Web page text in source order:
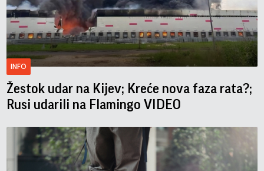
INFO
Žestok udar na Kijev; Kreće nova faza rata?;
Rusi udarili na Flamingo VIDEO